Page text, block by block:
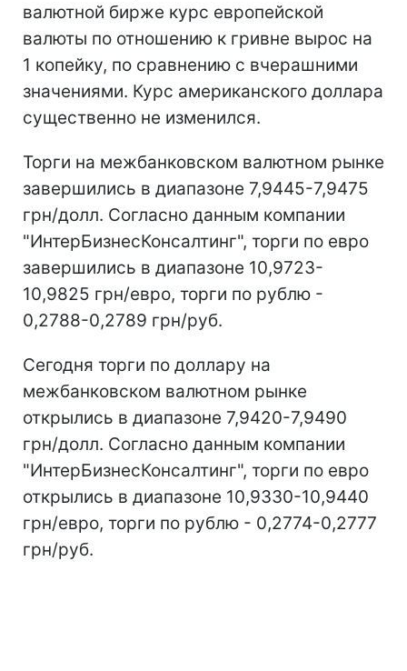
валютной бирже курс европейской
валюты по отношению к гривне вырос на
1 копейку, по сравнению с вчерашними
значениями. Курс американского доллара
существенно не изменился.
Торги на межбанковском валютном рынке
завершились в диапазоне 7,9445-7,9475
грн/долл. Согласно данным компании
"ИнтерБизнесКонсалтинг", торги по евро
завершились в диапазоне 10,9723-
10,9825 грн/евро, торги по рублю -
0,2788-0,2789 грн/руб.
Сегодня торги по доллару на
межбанковском валютном рынке
открылись в диапазоне 7,9420-7,9490
грн/долл. Согласно данным компании
"ИнтерБизнесКонсалтинг", торги по евро
открылись в диапазоне 10,9330-10,9440
грн/евро, торги по рублю - 0,2774-0,2777
грн/руб.